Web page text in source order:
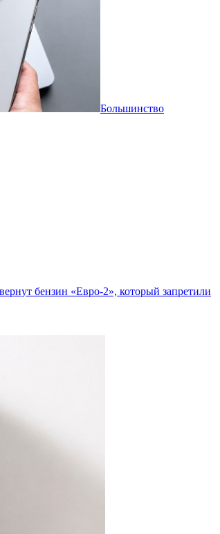
Большинство
бензин «Евро-2», который запретили